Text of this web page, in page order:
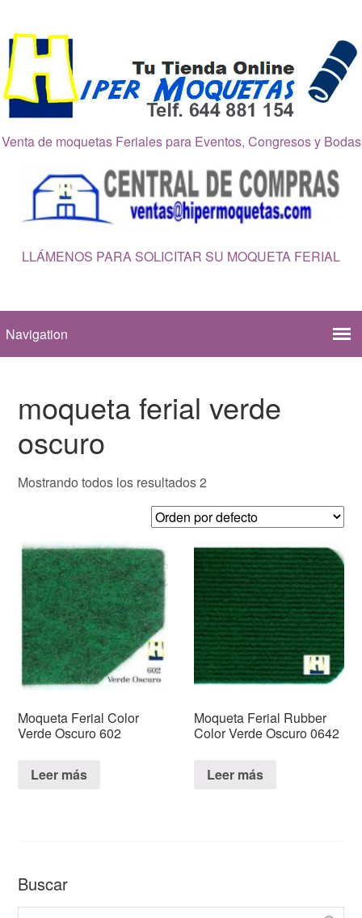
Venta de moquetas Feriales para Eventos, Congresos y Bodas
LLÁMENOS PARA SOLICITAR SU MOQUETA FERIAL
moqueta ferial verde
oscuro
Mostrando todos los resultados 2
Moqueta Ferial Color
Verde Oscuro 602
Leer más
Moqueta Ferial Rubber
Color Verde Oscuro 0642
Leer más
Buscar